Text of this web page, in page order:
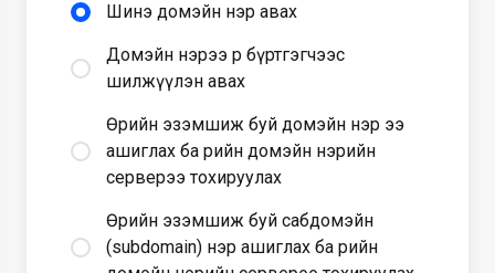
Шинэ домэйн нэр авах
Домэйн нэрээ өөр бүртгэгчээс
шилжүүлэн авах
Өөрийн эзэмшиж буй домэйн нэр ээ
ашиглах ба өөрийн домэйн нэрийн
серверээ тохируулах
Өөрийн эзэмшиж буй сабдомэйн
(subdomain) нэр ашиглах ба өөрийн